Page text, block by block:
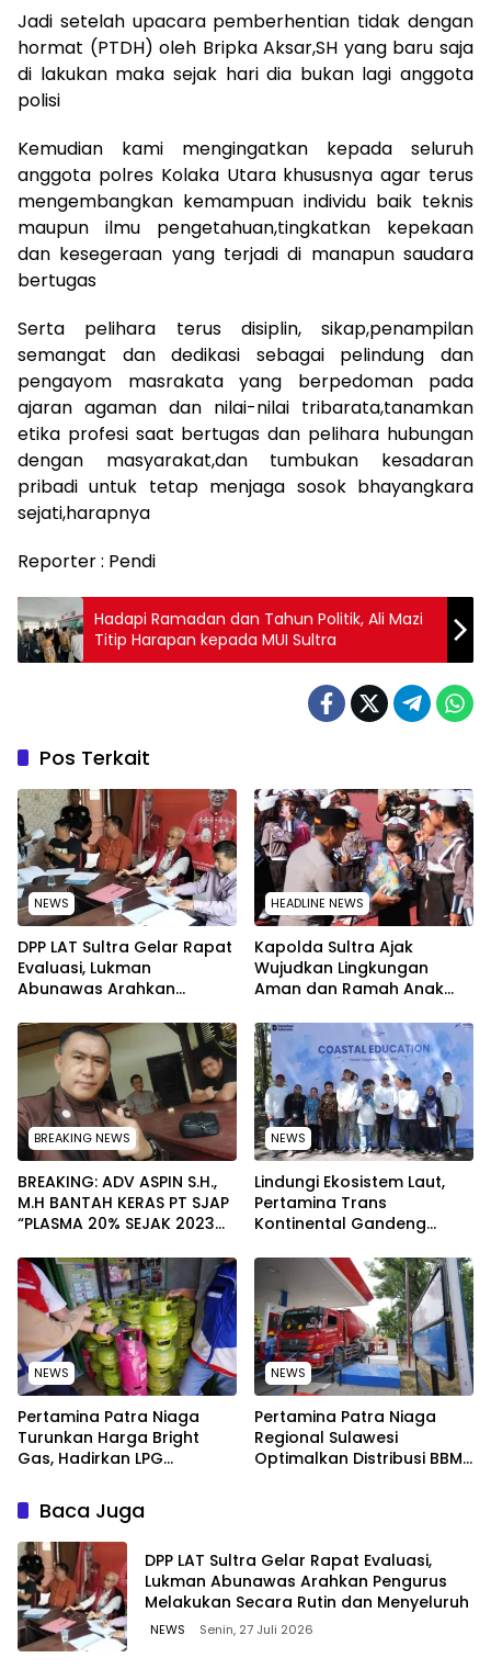
Jadi setelah upacara pemberhentian tidak dengan
hormat (PTDH) oleh Bripka Aksar,SH yang baru saja
di lakukan maka sejak hari dia bukan lagi anggota
polisi
Kemudian kami mengingatkan kepada seluruh
anggota polres Kolaka Utara khususnya agar terus
mengembangkan kemampuan individu baik teknis
maupun ilmu pengetahuan,tingkatkan kepekaan
dan kesegeraan yang terjadi di manapun saudara
bertugas
Serta pelihara terus disiplin, sikap,penampilan
semangat dan dedikasi sebagai pelindung dan
pengayom masrakata yang berpedoman pada
ajaran agaman dan nilai-nilai tribarata,tanamkan
etika profesi saat bertugas dan pelihara hubungan
dengan masyarakat,dan tumbukan kesadaran
pribadi untuk tetap menjaga sosok bhayangkara
sejati,harapnya
Reporter : Pendi
Hadapi Ramadan dan Tahun Politik, Ali Mazi
Titip Harapan kepada MUI Sultra
Pos Terkait
NEWS
‎DPP LAT Sultra Gelar Rapat
Evaluasi, Lukman
Abunawas Arahkan
Secara Rutin dan
Menyeluruh
HEADLINE NEWS
Kapolda Sultra Ajak
Wujudkan Lingkungan
Aman dan Ramah Anak
Nasional 2026
BREAKING NEWS
BREAKING: ADV ASPIN S.H.,
M.H BANTAH KERAS PT SJAP
“PLASMA 20% SEJAK 2023
WARGA WAWOONE!
NEWS
Lindungi Ekosistem Laut,
Pertamina Trans
Kontinental Gandeng
Kebersihan Pantai di
Bitung, Sulawesi
NEWS
Pertamina Patra Niaga
Turunkan Harga Bright
Gas, Hadirkan LPG
Lebih Kompetitif
NEWS
Pertamina Patra Niaga
Regional Sulawesi
Optimalkan Distribusi BBM
Baca Juga
‎DPP LAT Sultra Gelar Rapat Evaluasi,
Lukman Abunawas Arahkan Pengurus
Melakukan Secara Rutin dan Menyeluruh
NEWS Senin, 27 Juli 2026